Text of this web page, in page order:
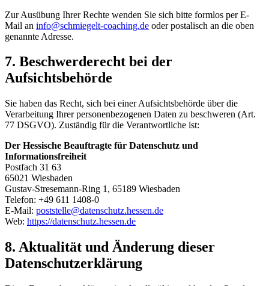
Zur Ausübung Ihrer Rechte wenden Sie sich bitte formlos per E-
Mail an info@schmiegelt-coaching.de oder postalisch an die oben
genannte Adresse.
7. Beschwerderecht bei der
Aufsichtsbehörde
Sie haben das Recht, sich bei einer Aufsichtsbehörde über die
Verarbeitung Ihrer personenbezogenen Daten zu beschweren (Art.
77 DSGVO). Zuständig für die Verantwortliche ist:
Der Hessische Beauftragte für Datenschutz und
Informationsfreiheit
Postfach 31 63
65021 Wiesbaden
Gustav-Stresemann-Ring 1, 65189 Wiesbaden
Telefon: +49 611 1408-0
E-Mail: poststelle@datenschutz.hessen.de
Web: https://datenschutz.hessen.de
8. Aktualität und Änderung dieser
Datenschutzerklärung